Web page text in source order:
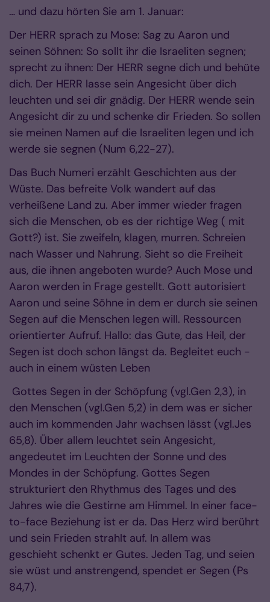
… und dazu hörten Sie am 1. Januar:
Der HERR sprach zu Mose: Sag zu Aaron und
seinen Söhnen: So sollt ihr die Israeliten segnen;
sprecht zu ihnen: Der HERR segne dich und behüte
dich. Der HERR lasse sein Angesicht über dich
leuchten und sei dir gnädig. Der HERR wende sein
Angesicht dir zu und schenke dir Frieden. So sollen
sie meinen Namen auf die Israeliten legen und ich
werde sie segnen (Num 6,22-27).
Das Buch Numeri erzählt Geschichten aus der
Wüste. Das befreite Volk wandert auf das
verheißene Land zu. Aber immer wieder fragen
sich die Menschen, ob es der richtige Weg ( mit
Gott?) ist. Sie zweifeln, klagen, murren. Schreien
nach Wasser und Nahrung. Sieht so die Freiheit
aus, die ihnen angeboten wurde? Auch Mose und
Aaron werden in Frage gestellt. Gott autorisiert
Aaron und seine Söhne in dem er durch sie seinen
Segen auf die Menschen legen will. Ressourcen
orientierter Aufruf. Hallo: das Gute, das Heil, der
Segen ist doch schon längst da. Begleitet euch -
auch in einem wüsten Leben
Gottes Segen in der Schöpfung (vgl.Gen 2,3), in
den Menschen (vgl.Gen 5,2) in dem was er sicher
auch im kommenden Jahr wachsen lässt (vgl.Jes
65,8). Über allem leuchtet sein Angesicht,
angedeutet im Leuchten der Sonne und des
Mondes in der Schöpfung. Gottes Segen
strukturiert den Rhythmus des Tages und des
Jahres wie die Gestirne am Himmel. In einer face-
to-face Beziehung ist er da. Das Herz wird berührt
und sein Frieden strahlt auf. In allem was
geschieht schenkt er Gutes. Jeden Tag, und seien
sie wüst und anstrengend, spendet er Segen (Ps
84,7).